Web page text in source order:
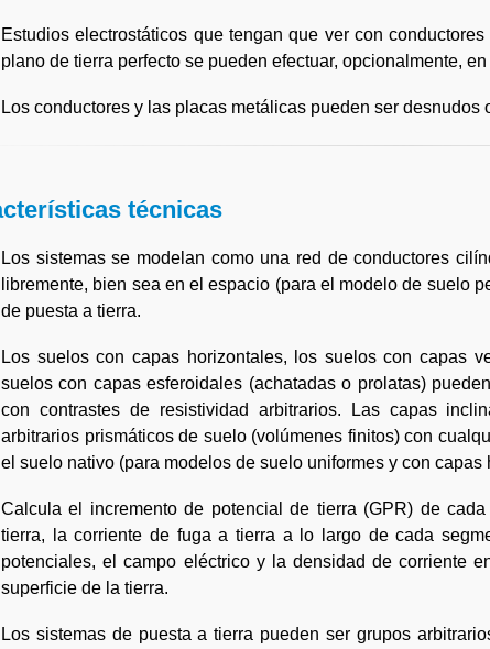
Estudios electrostáticos que tengan que ver con
plano de tierra perfecto se pueden efectuar, opcionalmente,
Los conductores y las placas metálicas pueden ser
técnicas
Los sistemas se modelan como una red de conductores
libremente, bien sea en el espacio (para el modelo de suelo
de puesta a tierra.
Los suelos con capas horizontales, los suelos con capas
suelos con capas esferoidales (achatadas o prolatas)
con contrastes de resistividad arbitrarios. Las capas
arbitrarios prismáticos de suelo (volúmenes finitos) con
el suelo nativo (para modelos de suelo uniformes y con capas
Calcula el incremento de potencial de tierra (GPR) de
tierra, la corriente de fuga a tierra a lo largo de cada
potenciales, el campo eléctrico y la densidad de corriente
superficie de la tierra.
Los sistemas de puesta a tierra pueden ser grupos